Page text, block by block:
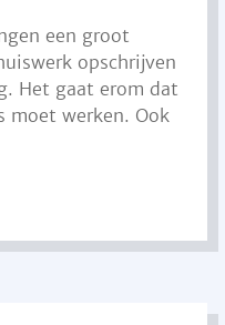
een groot
opschrijven
Het gaat erom dat
moet werken. Ook